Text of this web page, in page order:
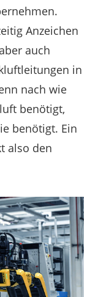
Anzeichen
auch
in
nach wie
benötigt,
benötigt. Ein
also den